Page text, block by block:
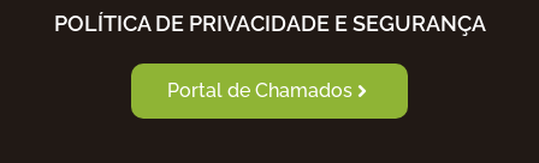
POLÍTICA DE PRIVACIDADE E SEGURANÇA
Portal de Chamados